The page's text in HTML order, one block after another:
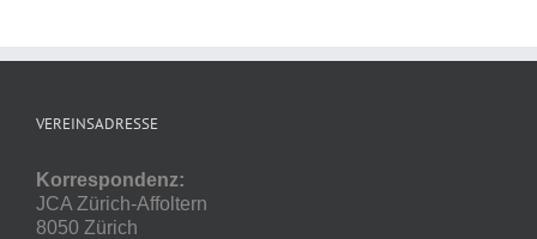
VEREINSADRESSE
Korrespondenz:
JCA Zürich-Affoltern
8050 Zürich